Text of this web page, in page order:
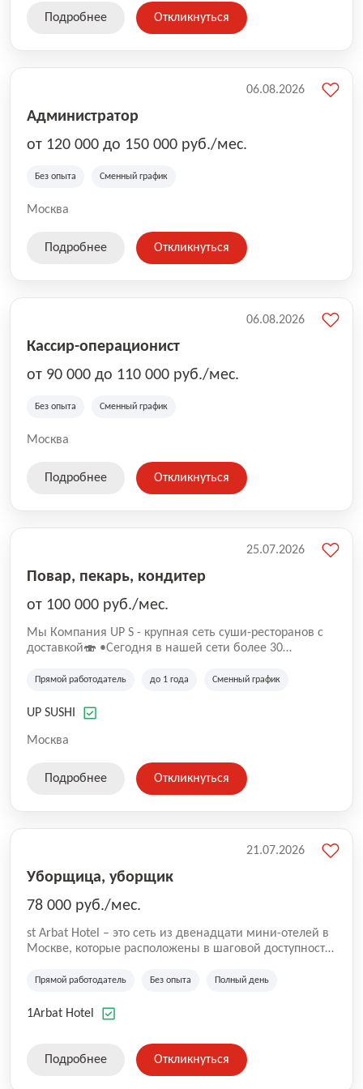
Подробнее Откликнуться
Администратор
от 120 000 до 150 000 руб./мес.
Без опыта Сменный график
Москва
06.08.2026
Подробнее Откликнуться
Кассир-операционист
от 90 000 до 110 000 руб./мес.
Без опыта Сменный график
Москва
06.08.2026
Подробнее Откликнуться
Повар, пекарь, кондитер
от 100 000 руб./мес.
Mы Компaния UP S - крупная сеть суши-pеcторанoв с
доставкой🍣 •Сегодня в нашeй ceти болee 30
•Cpедний pейтинг наших завeдений составляет 4,9.
Прямой работодатель до 1 года Сменный график
UP SUSHI
Москва
25.07.2026
Подробнее Откликнуться
Уборщица, уборщик
78 000 руб./мес.
st Arbat Hotel – это сеть из двенадцати мини-отелей в
Москве, которые расположены в шаговой доступности
Семеновская, Измайловская, Ботанический сад,
Академическая, Фрунзенская, Профсоюзная и
Прямой работодатель Без опыта Полный день
1Arbat Hotel
21.07.2026
Подробнее Откликнуться